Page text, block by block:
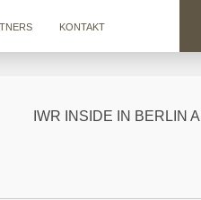
KONTAKT
IWR INSIDE IN BERLIN